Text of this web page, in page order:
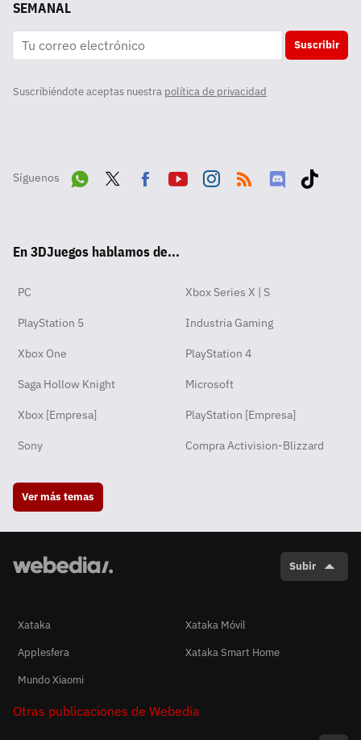
SEMANAL
Suscribir
Suscribiéndote aceptas nuestra política de privacidad
Síguenos
pp
ok
En 3DJuegos hablamos de...
PC Xbox Series X | S
PlayStation 5 Industria Gaming
Xbox One PlayStation 4
Saga Hollow Knight Microsoft
Xbox [Empresa] PlayStation [Empresa]
Sony Compra Activision-Blizzard
Ver más temas
Subir
Xataka
Xataka Móvil
Applesfera
Xataka Smart Home
Mundo Xiaomi
Otras publicaciones de Webedia